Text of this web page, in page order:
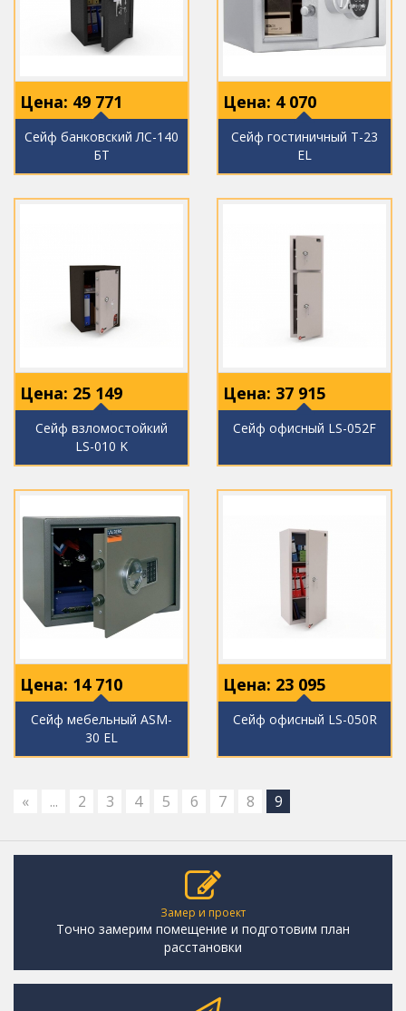
Цена: 49 771
Сейф банковский ЛС-140
БТ
Цена: 4 070
Сейф гостиничный T-23
EL
Цена: 25 149
Сейф взломостойкий
LS-010 K
Цена: 37 915
Сейф офисный LS-052F
Цена: 14 710
Сейф мебельный ASM-
30 EL
Цена: 23 095
Сейф офисный LS-050R
« ... 2 3 4 5 6 7 8 9
Замер и проект
Точно замерим помещение и подготовим план
расстановки